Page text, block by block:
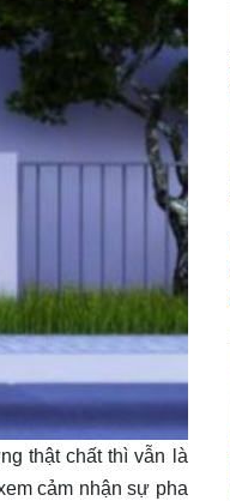
thật chất thì vẫn là
cảm nhận sự pha